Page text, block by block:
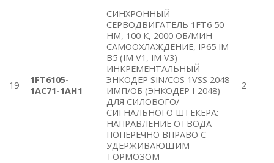
19
1FT6105-
1AC71-1AH1
СИНХРОННЫЙ
СЕРВОДВИГАТЕЛЬ 1FT6 50
HM, 100 К, 2000 ОБ/МИН
САМООХЛАЖДЕНИЕ, IP65 IM
B5 (IM V1, IM V3)
ИНКРЕМЕНТАЛЬНЫЙ
ЭНКОДЕР SIN/COS 1VSS 2048
ИМП/ОБ (ЭНКОДЕР I-2048)
ДЛЯ СИЛОВОГО/
СИГНАЛЬНОГО ШТЕКЕРА:
НАПРАВЛЕНИЕ ОТВОДА
ПОПЕРЕЧНО ВПРАВО С
УДЕРЖИВАЮЩИМ
ТОРМОЗОМ
2